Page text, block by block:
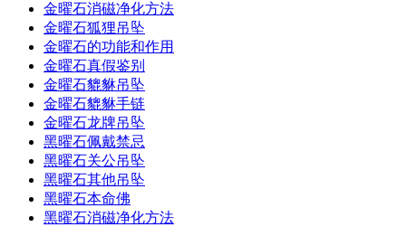
金曜石消磁净化方法
金曜石狐狸吊坠
金曜石的功能和作用
金曜石真假鉴别
金曜石貔貅吊坠
金曜石貔貅手链
金曜石龙牌吊坠
黑曜石佩戴禁忌
黑曜石关公吊坠
黑曜石其他吊坠
黑曜石本命佛
黑曜石消磁净化方法